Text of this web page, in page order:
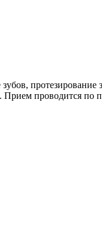
Прием проводится по